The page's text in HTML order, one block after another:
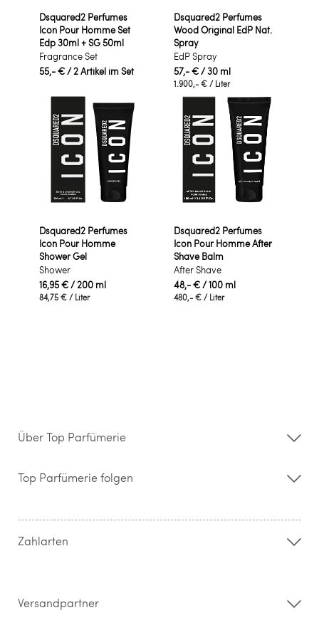
Dsquared2 Perfumes
Icon Pour Homme Set
Edp 30ml + SG 50ml
Fragrance Set
55,- €/ 2 Artikel im Set
Dsquared2 Perfumes
Wood Original EdP Nat.
Spray
EdP Spray
57,- €/ 30 ml
1.900,- € / Liter
Dsquared2 Perfumes
Icon Pour Homme
Shower Gel
Shower
16,95 €/ 200 ml
84,75 € / Liter
Dsquared2 Perfumes
Icon Pour Homme After
Shave Balm
After Shave
48,- €/ 100 ml
480,- € / Liter
Über Top Parfümerie
Storefinder
Kontakt
Widerrufsrecht & Rückgabebedingungen
Top Parfümerie folgen
Zahlarten
Versandpartner